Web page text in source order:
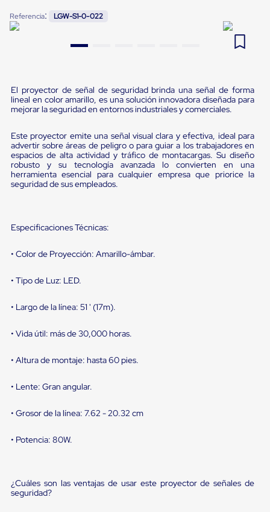
Pestañas
de
de
Borde
de
andén
Pestañas
de
Borde
de
andén
Hidráulicas
portátiles
de
patio
Convencionales
Sellos
Puertas
andén
Sellos
Sellos
andén
Referencia: LGW-S1-0-022
El proyector de señal de seguridad brinda una señal de forma
lineal en color amarillo, es una solución innovadora diseñada para
mejorar la seguridad en entornos industriales y comerciales.
Este proyector emite una señal visual clara y efectiva, ideal para
advertir sobre áreas de peligro o para guiar a los trabajadores en
espacios de alta actividad y tráfico de montacargas. Su diseño
robusto y su tecnología avanzada lo convierten en una
herramienta esencial para cualquier empresa que priorice la
seguridad de sus empleados.
Especificaciones Técnicas:
• Color de Proyección: Amarillo-ámbar.
• Tipo de Luz: LED.
• Largo de la línea: 51 ' (17m).
• Vida útil: más de 30,000 horas.
• Altura de montaje: hasta 60 pies.
• Lente: Gran angular.
• Grosor de la línea: 7.62 - 20.32 cm
• Potencia: 80W.
¿Cuáles son las ventajas de usar este proyector de señales de
seguridad?
9.
flejadora